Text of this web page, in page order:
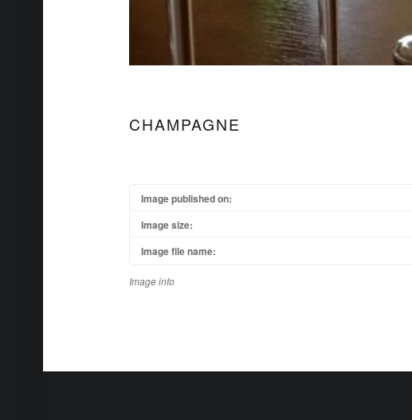
CHAMPAGNE
Image info
Image published on:
Image size:
Image file name: